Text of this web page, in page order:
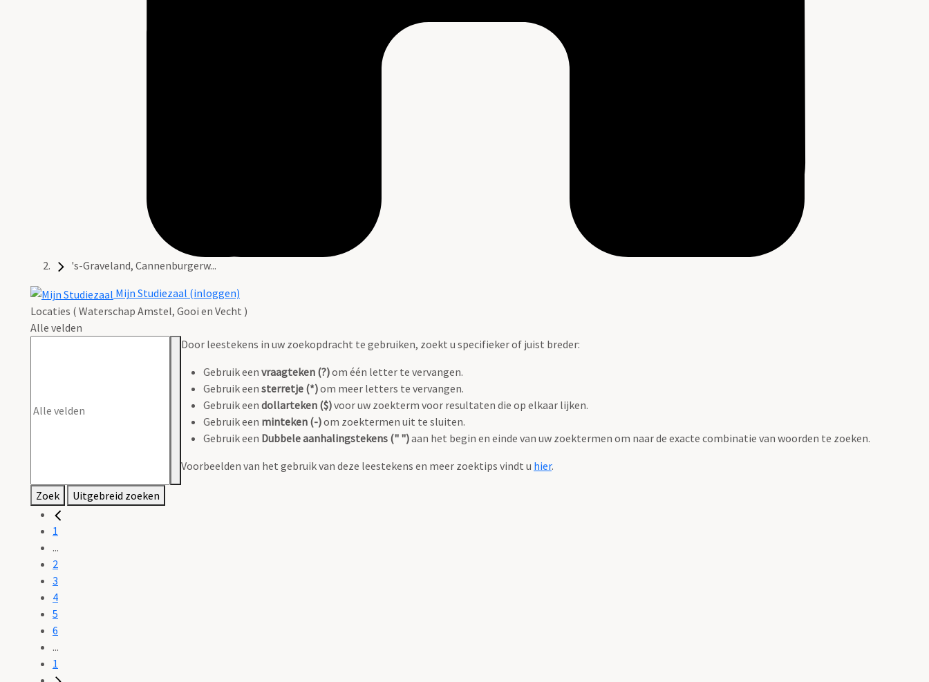
's-Graveland, Cannenburgerw...
Mijn Studiezaal (inloggen)
Locaties ( Waterschap Amstel, Gooi en Vecht )
Alle velden
Door leestekens in uw zoekopdracht te gebruiken, zoekt u specifieker of juist breder:
Gebruik een vraagteken (?)om één letter te vervangen.
Gebruik een sterretje (*)om meer letters te vervangen.
Gebruik een dollarteken ($)voor uw zoekterm voor resultaten die op elkaar lijken.
Gebruik een minteken (-)om zoektermen uit te sluiten.
Gebruik een Dubbele aanhalingstekens (" ")aan het begin en einde van uw zoektermen om naar de exacte combinatie van woorden te zoeken.
Voorbeelden van het gebruik van deze leestekens en meer zoektips vindt u hier.
Zoek Uitgebreid zoeken
1
...
2
3
4
5
6
...
1